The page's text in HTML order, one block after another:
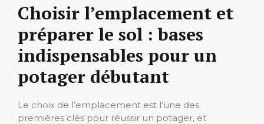
Choisir l’emplacement et
préparer le sol : bases
indispensables pour un
potager débutant
Le choix de l’emplacement est l’une des
premières clés pour réussir un potager, et